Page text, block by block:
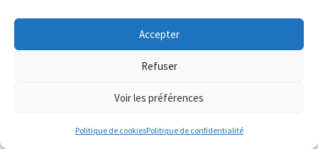
Accepter
Refuser
Voir les préférences
Politique de cookiesPolitique de confidentialité
Bonjour ! Le délai de préparation de vos commandes
est de 3 à 6 jours ouvrés. La livraison est disponible via La
Poste, ou Mondial Relay pour les pays concernés.